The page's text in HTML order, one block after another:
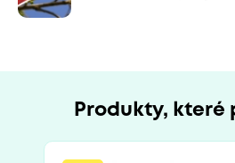
Produkty, které